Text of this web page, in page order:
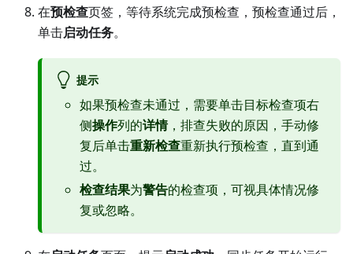
在预检查页签，等待系统完成预检查，预检查通过后，
单击启动任务。
提示
如果预检查未通过，需要单击目标检查项右
侧操作列的详情，排查失败的原因，手动修
复后单击重新检查重新执行预检查，直到通
过。
检查结果为警告的检查项，可视具体情况修
复或忽略。